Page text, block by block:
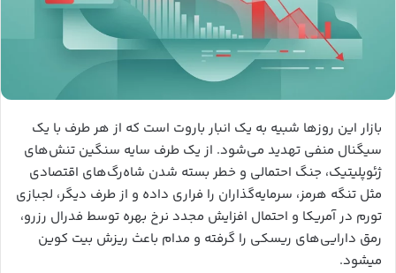
بازار این روزها شبیه به یک انبار باروت است که از هر طرف با یک
سیگنال منفی تهدید می‌شود. از یک طرف سایه سنگین تنش‌های
ژئوپلیتیک، جنگ احتمالی و خطر بسته شدن شاه‌رگ‌های اقتصادی
مثل تنگه هرمز، سرمایه‌گذاران را فراری داده و از طرف دیگر، لجبازی
تورم در آمریکا و احتمال افزایش مجدد نرخ بهره توسط فدرال رزرو،
رمق دارایی‌های ریسکی را گرفته و مدام باعث ریزش بیت کوین
میشود.